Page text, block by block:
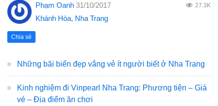
Phạm Oanh 31/10/2017 27.3K
Khánh Hòa, Nha Trang
Chia sẻ
Những bãi biển đẹp vắng vẻ ít người biết ở Nha Trang
Kinh nghiệm đi Vinpearl Nha Trang: Phương tiện – Giá
vé – Địa điểm ăn chơi